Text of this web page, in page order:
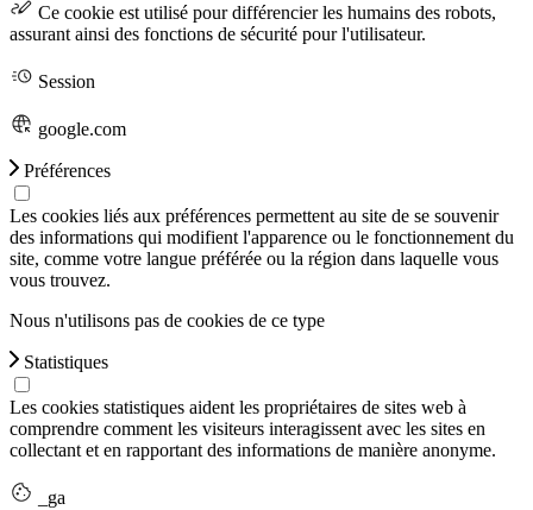
Ce cookie est utilisé pour différencier les humains des robots,
assurant ainsi des fonctions de sécurité pour l'utilisateur.
Session
google.com
Préférences
Les cookies liés aux préférences permettent au site de se souvenir
des informations qui modifient l'apparence ou le fonctionnement du
site, comme votre langue préférée ou la région dans laquelle vous
vous trouvez.
Nous n'utilisons pas de cookies de ce type
Statistiques
Les cookies statistiques aident les propriétaires de sites web à
comprendre comment les visiteurs interagissent avec les sites en
collectant et en rapportant des informations de manière anonyme.
_ga